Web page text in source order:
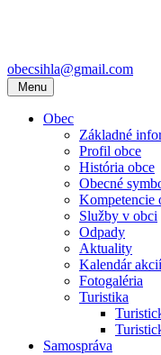
obecsihla@gmail.com
Menu
Obec
Základné
Profil obce
História obce
Obecné
Kompetencie
Služby v obci
Odpady
Aktuality
Kalendár akcií
Fotogaléria
Turistika
Samospráva